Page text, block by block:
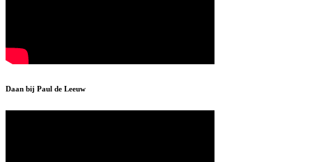
Daan bij Paul de Leeuw